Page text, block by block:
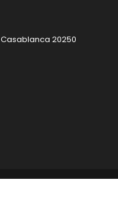
20250